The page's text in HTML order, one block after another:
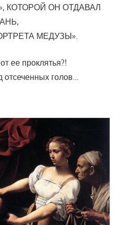
КОТОРОЙ ОН ОТДАВАЛ
МЕДУЗЫ».
ее проклятья?!
голов…